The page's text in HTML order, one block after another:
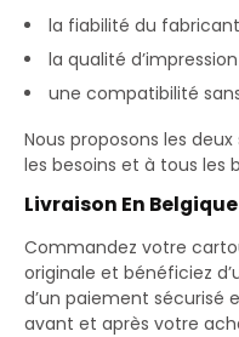
la fiabilité du fabricant
la qualité
une compatibilité
Nous proposons les
les besoins et à tous les
Livraison En Belgique
Commandez votre
originale et bénéficiez
d’un paiement sécurisé
avant et après votre